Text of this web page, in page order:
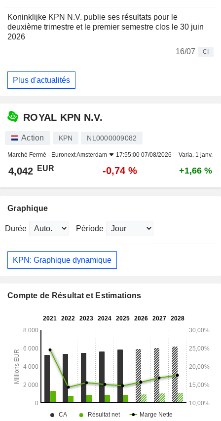
Koninklijke KPN N.V. publie ses résultats pour le
deuxième trimestre et le premier semestre clos le 30 juin
2026
16/07
CI
Plus d'actualités
ROYAL KPN N.V.
Action KPN NL0000009082
Marché Fermé - Euronext Amsterdam 17:55:00 07/08/2026 Varia. 1 janv.
4,042 EUR -0,74 % +1,66 %
Graphique
Durée Période
KPN: Graphique dynamique
Compte de Résultat et Estimations